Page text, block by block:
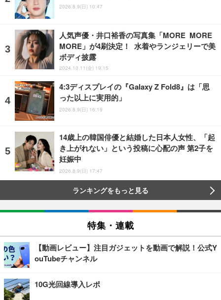
2026.8.9(日) 10:47
人気声優・井口裕香の写真集「MORE MORE
MORE」が4刷決定！ 水着やランジェリーで美
ボディ披露
2024.10.11(金) 19:15
4:3ディスプレイの『Galaxy Z Fold8』は「思
った以上に実用的」
2026.8.9(日) 16:19
14歳上の韓国俳優と結婚した日本人女性、「起
き上がれない」という投稿に心配の声 第2子を
妊娠中
2026.8.9(日) 17:47
ランキングをもっと見る
特集・連載
【動画レビュー】注目ガジェットを動画で解説！公式Y
ouTubeチャンネル
10G光回線導入レポ